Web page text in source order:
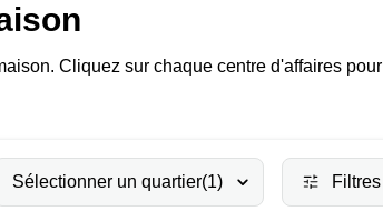
Cliquez sur chaque centre d'affaires pour
Sélectionner un quartier(1) Filtres